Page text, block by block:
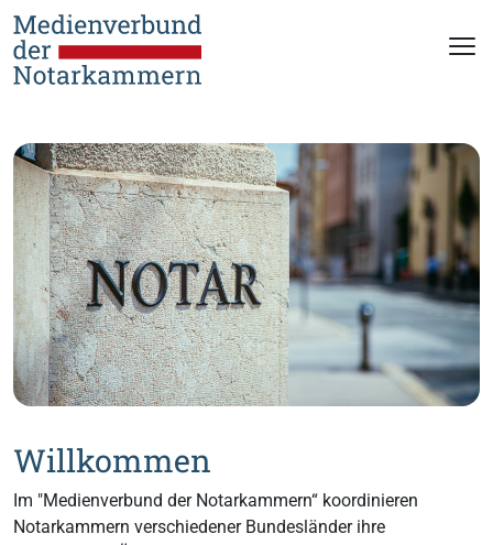
Willkommen
Im "Medienverbund der Notarkammern“ koordinieren
Notarkammern verschiedener Bundesländer ihre